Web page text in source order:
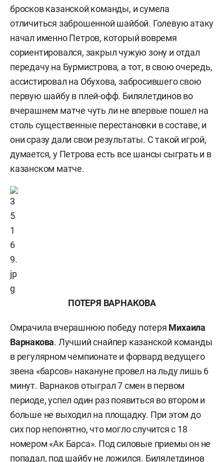
бросков казанской команды, и сумела
отличиться заброшенной шайбой. Голевую атаку
начал именно Петров, который вовремя
сориентировался, закрыл чужую зону и отдал
передачу на Бурмистрова, а тот, в свою очередь,
ассистировал на Обухова, забросившего свою
первую шайбу в плей-офф. Билялетдинов во
вчерашнем матче чуть ли не впервые пошел на
столь существенные перестановки в составе, и
они сразу дали свои результаты. С такой игрой,
думается, у Петрова есть все шансы сыграть и в
казанском матче.
ПОТЕРЯ ВАРНАКОВА
Омрачила вчерашнюю победу потеря Михаила
Варнакова. Лучший снайпер казанской команды
в регулярном чемпионате и форвард ведущего
звена «барсов» накануне провел на льду лишь 6
минут. Варнаков отыграл 7 смен в первом
периоде, успел один раз появиться во втором и
больше не выходил на площадку. При этом до
сих пор непонятно, что могло случится с 18
номером «Ак Барса». Под силовые приемы он не
попадал, под шайбу не ложился. Билялетдинов